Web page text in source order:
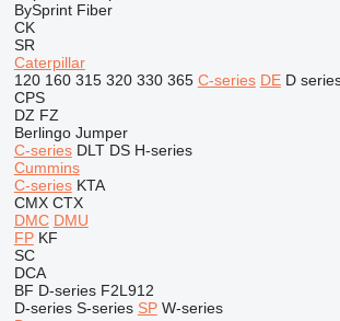
BySprint Fiber
CK
SR
Caterpillar
120 160 315 320 330 365 C-series DE D
CPS
DZ FZ
Berlingo Jumper
C-series DLT DS H-series
Cummins
C-series KTA
CMX CTX
DMC DMU
FP KF
SC
DCA
BF D-series F2L912
D-series S-series SP W-series